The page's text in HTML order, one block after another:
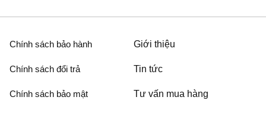
Chính sách bảo hành
Chính sách đổi trả
Chính sách bảo mật
Giới thiệu
Tin tức
Tư vấn mua hàng